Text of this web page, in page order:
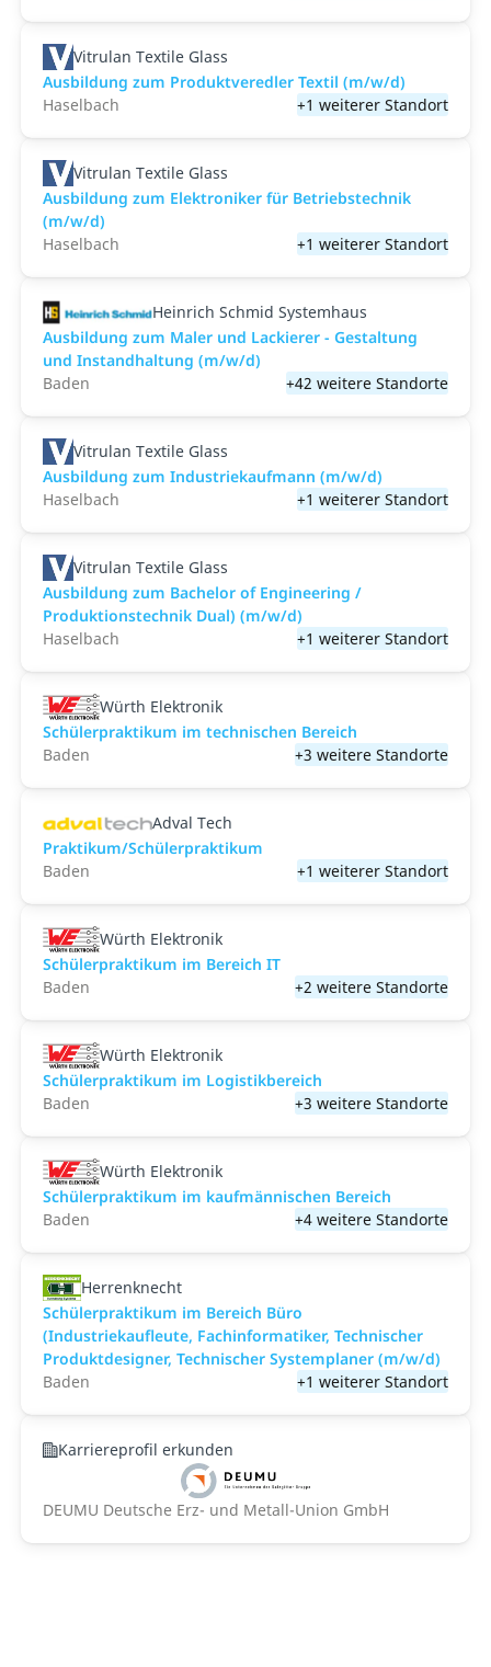
Vitrulan Textile Glass
Ausbildung zum Produktveredler Textil (m/w/d)
Haselbach
+1 weiterer Standort
Vitrulan Textile Glass
Ausbildung zum Elektroniker für Betriebstechnik
(m/w/d)
Haselbach
+1 weiterer Standort
Heinrich Schmid Systemhaus
Ausbildung zum Maler und Lackierer - Gestaltung
und Instandhaltung (m/w/d)
Baden
+42 weitere Standorte
Vitrulan Textile Glass
Ausbildung zum Industriekaufmann (m/w/d)
Haselbach
+1 weiterer Standort
Vitrulan Textile Glass
Ausbildung zum Bachelor of Engineering /
Produktionstechnik Dual) (m/w/d)
Haselbach
+1 weiterer Standort
Würth Elektronik
Schülerpraktikum im technischen Bereich
Baden
+3 weitere Standorte
Adval Tech
Praktikum/Schülerpraktikum
Baden
+1 weiterer Standort
Würth Elektronik
Schülerpraktikum im Bereich IT
Baden
+2 weitere Standorte
Würth Elektronik
Schülerpraktikum im Logistikbereich
Baden
+3 weitere Standorte
Würth Elektronik
Schülerpraktikum im kaufmännischen Bereich
Baden
+4 weitere Standorte
Herrenknecht
Schülerpraktikum im Bereich Büro
(Industriekaufleute, Fachinformatiker, Technischer
Produktdesigner, Technischer Systemplaner (m/w/d)
Baden
+1 weiterer Standort
Karriereprofil erkunden
DEUMU Deutsche Erz- und Metall-Union GmbH